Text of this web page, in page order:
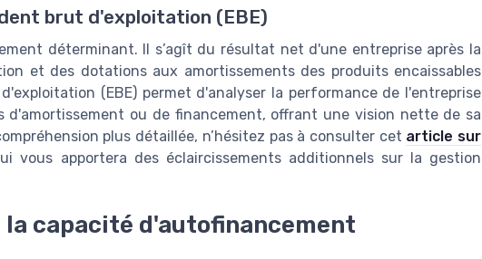
brut d'exploitation (EBE)
déterminant. Il s’agît du résultat net d'une entreprise après la
et des dotations aux amortissements des produits encaissables
(EBE) permet d'analyser la performance de l'entreprise
d'amortissement ou de financement, offrant une vision nette de sa
plus détaillée, n’hésitez pas à consulter cet article sur
vous apportera des éclaircissements additionnels sur la gestion
la capacité d'autofinancement